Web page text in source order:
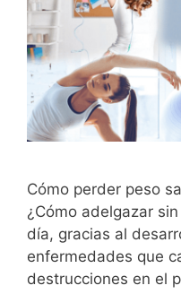
Cómo perder peso
¿Cómo adelgazar
día, gracias al
enfermedades que
destrucciones en el